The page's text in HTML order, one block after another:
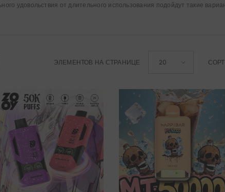
удовольствия от длительного использования подойдут такие
ЭЛЕМЕНТОВ НА СТРАНИЦЕ 20